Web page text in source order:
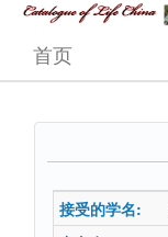
首页
接受的学名: